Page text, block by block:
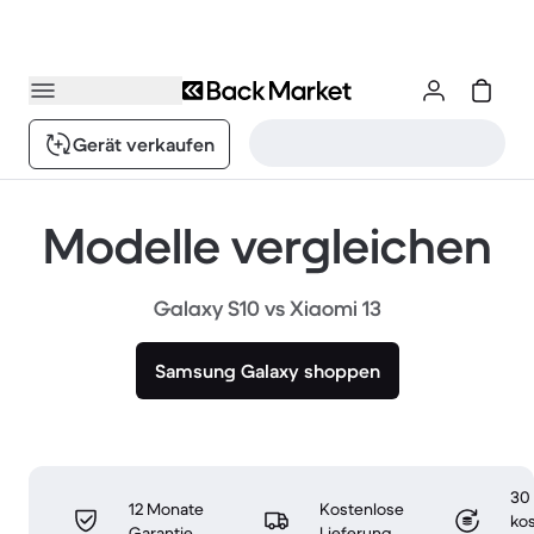
Gerät verkaufen
Modelle vergleichen
Galaxy S10 vs Xiaomi 13
Samsung Galaxy shoppen
12 Monate
Kostenlose
30